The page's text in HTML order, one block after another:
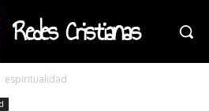
Redes Cristianas
espiritualidad